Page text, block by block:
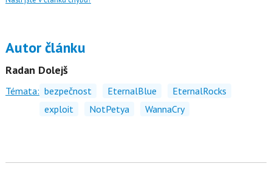
Autor článku
Radan Dolejš
Témata: bezpečnost EternalBlue
EternalRocks
exploit
NotPetya WannaCry